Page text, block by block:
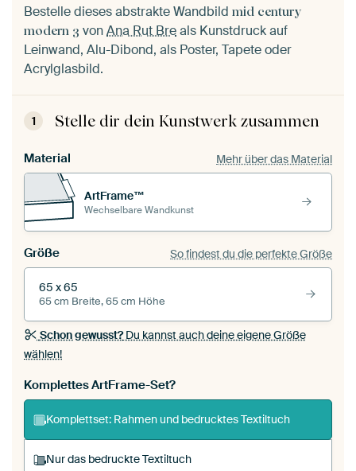
Bestelle dieses abstrakte Wandbild mid century
modern 3 vonAna Rut Breals Kunstdruck auf
Leinwand, Alu-Dibond, als Poster, Tapete oder
Acrylglasbild.
1 Stelle dir dein Kunstwerk zusammen
Material Mehr über das Material
ArtFrame™
Wechselbare Wandkunst
Größe So findest du die perfekte Größe
65 x 65
65 cm Breite, 65 cm Höhe
Schon gewusst?Du kannst auch deine eigene Größe
wählen!
Komplettes ArtFrame-Set?
Komplettset: Rahmen und bedrucktes Textiltuch
Nur das bedruckte Textiltuch